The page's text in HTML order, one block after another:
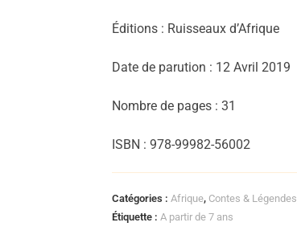
Éditions : Ruisseaux d’Afrique
Date de parution : 12 Avril2019
Nombre de pages : 31
ISBN : 978-99982-56002
Catégories : Afrique, Contes & Légendes
Étiquette : A partir de 7 ans